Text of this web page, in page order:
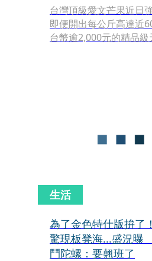
台灣頂級愛文芒果近日
即便開出每公斤高達近
台幣逾2,000元的精品級
生活
為了金色特仕版拚了
驚現板凳海...盛況
鬥陀螺：要翹班了